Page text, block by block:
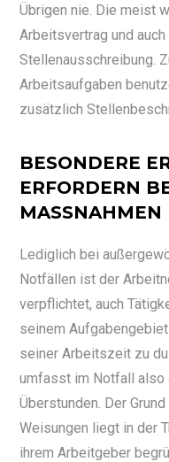
Übrigen nie. Die meist
Arbeitsvertrag und
Stellenausschreibung.
Arbeitsaufgaben
zusätzlich
BESONDERE
ERFORDERN
MASSNAHMEN
Lediglich bei
Notfällen ist der
verpflichtet, auch
seinem
seiner Arbeitszeit zu
umfasst im Notfall also
Überstunden. Der
Weisungen liegt in der
ihrem Arbeitgeber